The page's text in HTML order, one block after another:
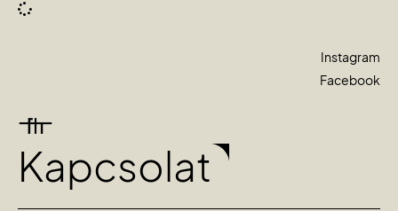
Kapcsolat
Instagram
Facebook